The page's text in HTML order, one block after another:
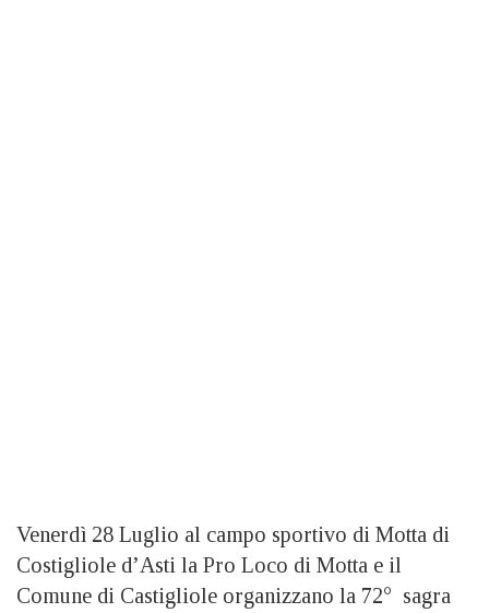
Venerdì 28 Luglio al campo sportivo di Motta di
Costigliole d’Asti la Pro Loco di Motta e il
Comune di Castigliole organizzano la 72° sagra